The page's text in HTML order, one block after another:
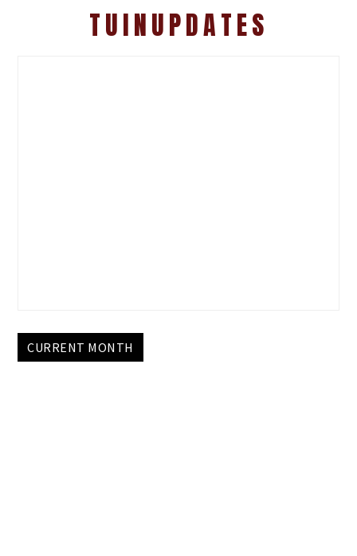
TUINUPDATES
CURRENT MONTH